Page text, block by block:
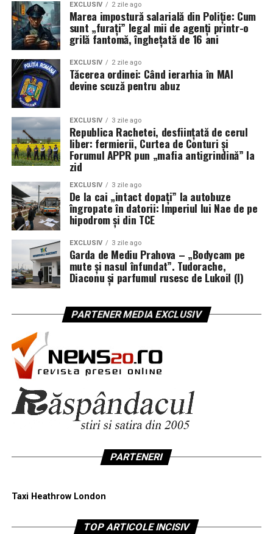
EXCLUSIV 2 zile ago
Marea impostură salarială din Poliție: Cum
sunt „furați” legal mii de agenți printr-o
grilă fantomă, înghețată de 16 ani
EXCLUSIV 2 zile ago
Tăcerea ordinei: Când ierarhia în MAI
devine scuză pentru abuz
EXCLUSIV 3 zile ago
Republica Rachetei, desființată de cerul
liber: fermierii, Curtea de Conturi și
Forumul APPR pun „mafia antigrindină” la
zid
EXCLUSIV 3 zile ago
De la cai „intact dopați” la autobuze
îngropate în datorii: Imperiul lui Nae de pe
hipodrom și din TCE
EXCLUSIV 3 zile ago
Garda de Mediu Prahova – „Bodycam pe
mute și nasul înfundat”. Tudorache,
Diaconu și parfumul rusesc de Lukoil (I)
PARTENER MEDIA EXCLUSIV
PARTENERI
Taxi Heathrow London
TOP ARTICOLE INCISIV